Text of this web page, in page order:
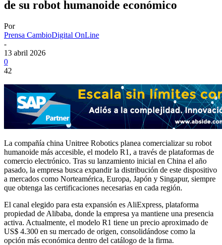
de su robot humanoide económico
Por
Prensa CambioDigital OnLine
-
13 abril 2026
0
42
La compañía china Unitree Robotics planea comercializar su robot
humanoide más accesible, el modelo R1, a través de plataformas de
comercio electrónico. Tras su lanzamiento inicial en China el año
pasado, la empresa busca expandir la distribución de este dispositivo
a mercados como Norteamérica, Europa, Japón y Singapur, siempre
que obtenga las certificaciones necesarias en cada región.
El canal elegido para esta expansión es AliExpress, plataforma
propiedad de Alibaba, donde la empresa ya mantiene una presencia
activa. Actualmente, el modelo R1 tiene un precio aproximado de
US$ 4.300 en su mercado de origen, consolidándose como la
opción más económica dentro del catálogo de la firma.